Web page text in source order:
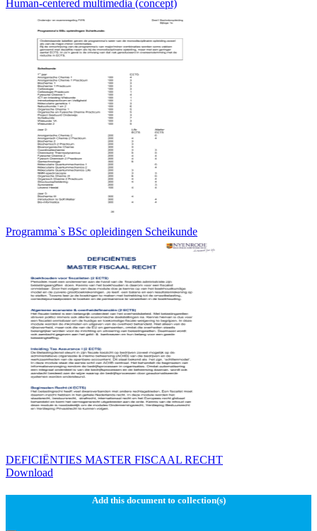
Human-centered multimedia (concept)
Programma`s BSc opleidingen Scheikunde
DEFICIËNTIES MASTER FISCAAL RECHT
Download
Add this document to collection(s)